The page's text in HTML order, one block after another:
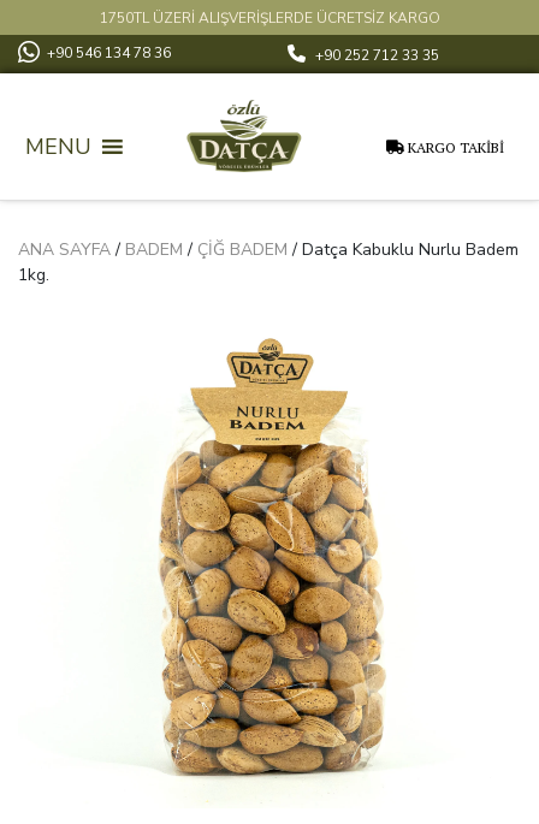
1750TL ÜZERİ ALIŞVERİŞLERDE ÜCRETSİZ KARGO
+90 546 134 78 36
+90 252 712 33 35
MENU KARGO TAKİBİ
ANA SAYFA/ BADEM / ÇIĞ BADEM / Datça Kabuklu Nurlu Badem
1kg.